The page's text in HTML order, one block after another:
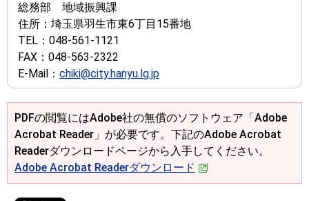
総務部 地域振興課
住所： 埼玉県羽生市東6丁目15番地
TEL： 048-561-1121
FAX： 048-563-2322
E-Mail： chiki@city.hanyu.lg.jp
PDFの閲覧にはAdobe社の無償のソフトウェア「Adobe
Acrobat Reader」が必要です。下記のAdobe Acrobat
Readerダウンロードページから入手してください。
Adobe Acrobat Readerダウンロード